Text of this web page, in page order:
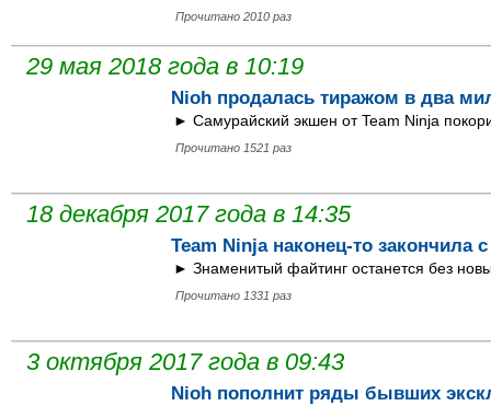
Прочитано 2010 раз
29 мая 2018 года в 10:19
Nioh продалась тиражом в два
► Самурайский экшен от Team Ninja
Прочитано 1521 раз
18 декабря 2017 года в 14:35
Team Ninja наконец-то закончила
► Знаменитый файтинг останется без
Прочитано 1331 раз
3 октября 2017 года в 09:43
Nioh пополнит ряды бывших